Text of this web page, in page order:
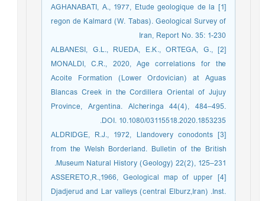
[1] AGHANABATI, A., 1977, Etude geologique de la
regon de Kalmard (W. Tabas). Geological Survey of
Iran, Report No. 35: 1-230
[2] ALBANESI, G.L., RUEDA, E.K., ORTEGA, G.,
MONALDI, C.R., 2020, Age correlations for the
Acoite Formation (Lower Ordovician) at Aguas
Blancas Creek in the Cordillera Oriental of Jujuy
Province, Argentina. Alcheringa 44(4), 484–495.
DOI. 10.1080/03115518.2020.1853235.
[3] ALDRIDGE, R.J., 1972, Llandovery conodonts
from the Welsh Borderland. Bulletin of the British
Museum Natural History (Geology) 22(2), 125–231.
[4] ASSERETO,R.,1966, Geological map of upper
Djadjerud and Lar valleys (central Elburz,Iran) .Inst.